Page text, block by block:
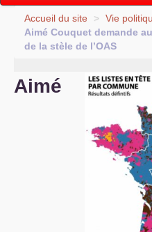
Vie politique
Lutter, Unir...
Accueil du site > Vie
Aimé Couquet demande
de la stèle de l’OAS
Aimé